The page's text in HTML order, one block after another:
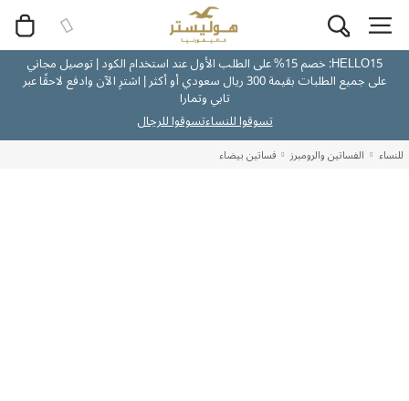
HELLO15: خصم 15% على الطلب الأول عند استخدام الكود | توصيل مجاني
على جميع الطلبات بقيمة 300 ريال سعودي أو أكثر | اشترِ الآن وادفع لاحقًا عبر
تابي وتمارا
تسوقوا للنساءتسوقوا للرجال
للنساء الفساتين والرومبرز فساتين بيضاء